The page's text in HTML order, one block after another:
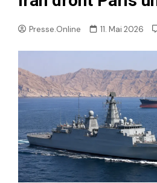
Presse.Online 11. Mai 2026